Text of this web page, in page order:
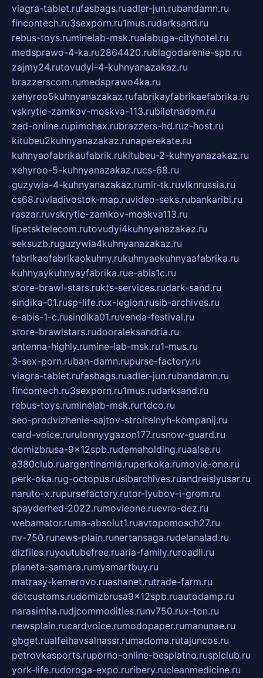
viagra-tablet.rufasbags.ruadler-jun.rubandamn.ru
fincontech.ru3sexporn.ru1mus.rudarksand.ru
rebus-toys.ruminelab-msk.rualabuga-cityhotel.ru
medsprawo-4-ka.ru2864420.rublagodarenie-spb.ru
zajmy24.rutovudyi-4-kuhnyanazakaz.ru
brazzerscom.rumedsprawo4ka.ru
xehyroo5kuhnyanazakaz.rufabrikayfabrikaefabrika.ru
vskrytie-zamkov-moskva-113.rubiletnadom.ru
zed-online.rupimchax.rubrazzers-hd.ruz-host.ru
kitubeu2kuhnyanazakaz.runaperekate.ru
kuhnyaofabrikaufabrik.rukitubeu-2-kuhnyanazakaz.ru
xehyroo-5-kuhnyanazakaz.rucs-68.ru
guzywia-4-kuhnyanazakaz.rumir-tk.ruvlknrussia.ru
cs68.ruvladivostok-map.ruvideo-seks.rubankaribi.ru
raszar.ruvskrytie-zamkov-moskva113.ru
lipetsktelecom.rutovudyi4kuhnyanazakaz.ru
seksuzb.ruguzywia4kuhnyanazakaz.ru
fabrikaofabrikaokuhny.rukuhnyaekuhnyaafabrika.ru
kuhnyaykuhnyayfabrika.rue-abis1c.ru
store-brawl-stars.rukts-services.rudark-sand.ru
sindika-01.rusp-life.rux-legion.rusib-archives.ru
e-abis-1-c.rusindika01.ruvenda-festival.ru
store-brawlstars.rudooraleksandria.ru
antenna-highly.rumine-lab-msk.ru1-mus.ru
3-sex-porn.ruban-damn.rupurse-factory.ru
viagra-tablet.rufasbags.ruadler-jun.rubandamn.ru
fincontech.ru3sexporn.ru1mus.rudarksand.ru
rebus-toys.ruminelab-msk.rurtdco.ru
seo-prodvizhenie-sajtov-stroitelnyh-kompanij.ru
card-voice.rurulonnyygazon177.rusnow-guard.ru
domizbrusa-9x12spb.rudemaholding.ruaalse.ru
a380club.ruargentinamia.ruperkoka.rumovie-one.ru
perk-oka.rug-octopus.rusibarchives.ruandreislyusar.ru
naruto-x.rupursefactory.rutor-lyubov-i-grom.ru
spayderhed-2022.rumovieone.ruevro-dez.ru
webamator.ruma-absolut1.ruavtopomosch27.ru
nv-750.runews-plain.runertansaga.rudelanalad.ru
dizfiles.ruyoutubefree.ruaria-family.ruroadli.ru
planeta-samara.rumysmartbuy.ru
matrasy-kemerovo.ruashanet.rutrade-farm.ru
dotcustoms.rudomizbrusa9x12spb.ruautodamp.ru
narasimha.rudjcommodities.runv750.rux-ton.ru
newsplain.rucardvoice.rumodopaper.rumanunae.ru
gbget.rualfeihavsalnassr.rumadoma.rutajuncos.ru
petrovkasports.ruporno-online-besplatno.rusplclub.ru
york-life.rudoroga-expo.ruribery.rucleanmedicine.ru